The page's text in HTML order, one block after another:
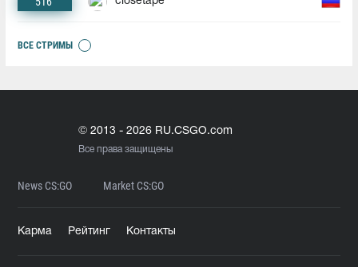
ВСЕ СТРИМЫ
© 2013 - 2026 RU.CSGO.com
Все права защищены
News CS:GO Market CS:GO
Карма Рейтинг Контакты